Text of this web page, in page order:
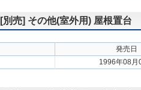
売] その他(室外用) 屋根置台
発売日
1996年08月